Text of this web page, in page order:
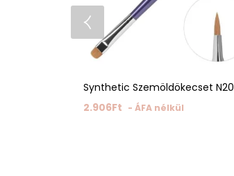
Synthetic Szemöldökecset N20
2.906Ft - ÁFA nélkül